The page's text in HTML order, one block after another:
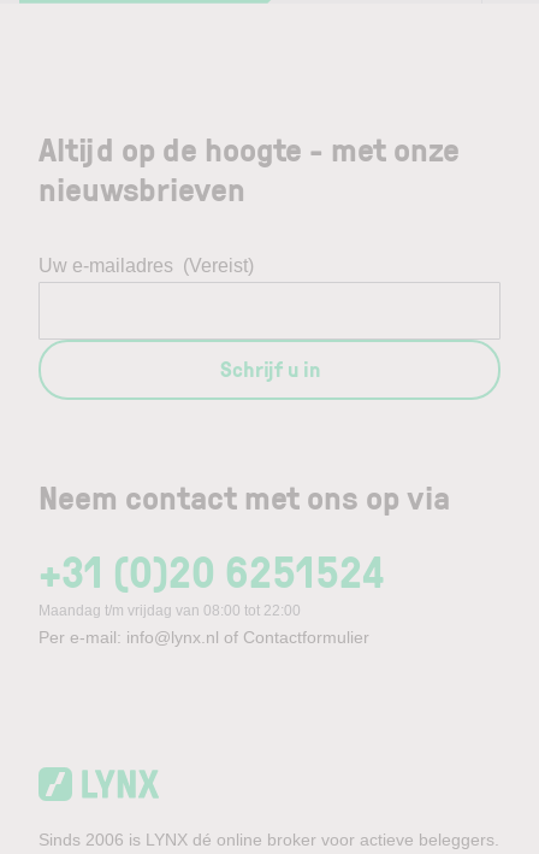
Neem contact met ons op via
+31 (0)20 6251524
Maandag t/m vrijdag van 08:00 tot 22:00
Per e-mail: info@lynx.nl of Contactformulier
Altijd op de hoogte - met onze
nieuwsbrieven
Uw e-mailadres (Vereist)
Schrijf u in
Sinds 2006 is LYNX dé online broker voor actieve beleggers.